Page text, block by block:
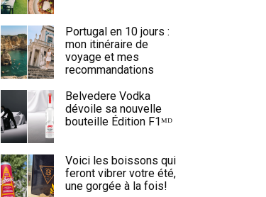
Portugal en 10 jours :
mon itinéraire de
voyage et mes
recommandations
Belvedere Vodka
dévoile sa nouvelle
bouteille Édition F1ᴹᴰ
Voici les boissons qui
feront vibrer votre été,
une gorgée à la fois!